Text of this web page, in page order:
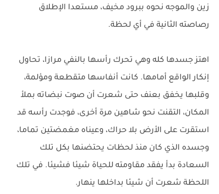
زين والموجه نحوه ببرود مخيف، مستعدا الإطلاق
رصاصته الثانية في أي لحظة.
اهتز جسدها كله وهي تحرك رأسها بالنفي مرازا، تحاول
إنكار الواقع أمامها. كانت أنفاسها متقطعة ومؤلمة،
وقلبها يخفق بعنف حتى شعرت أن صوت نبضاته بملأ
المكان، التقنت نحو شاهين مرة أخرى، فوجدت رأسه قد
استقرت على الأرض بلا حراك، وعيناه مغمضتين تماما،
وجسده الذي كان منذ لحظات يحتضنها بكل تلك
السعادة بدأ يفقد مقاومته للحياة شيئا فشيئا. في تلك
اللحظة شعرت أن شيئا بداخلها ينهار.